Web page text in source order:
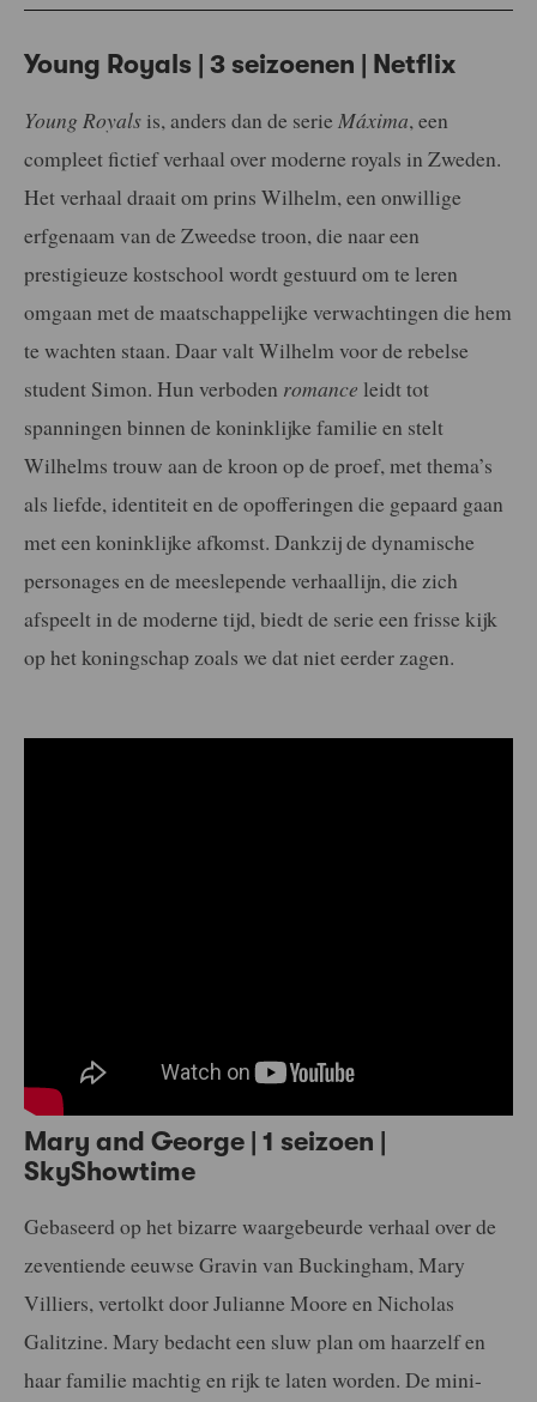
Young Royals | 3 seizoenen | Netflix
Young Royals is, anders dan de serie Máxima, een
compleet fictief verhaal over moderne royals in Zweden.
Het verhaal draait om prins Wilhelm, een onwillige
erfgenaam van de Zweedse troon, die naar een
prestigieuze kostschool wordt gestuurd om te leren
omgaan met de maatschappelijke verwachtingen die hem
te wachten staan. Daar valt Wilhelm voor de rebelse
student Simon. Hun verboden romance leidt tot
spanningen binnen de koninklijke familie en stelt
Wilhelms trouw aan de kroon op de proef, met thema’s
als liefde, identiteit en de opofferingen die gepaard gaan
met een koninklijke afkomst. Dankzij de dynamische
personages en de meeslepende verhaallijn, die zich
afspeelt in de moderne tijd, biedt de serie een frisse kijk
op het koningschap zoals we dat niet eerder zagen.
Mary and George | 1 seizoen |
SkyShowtime
Gebaseerd op het bizarre waargebeurde verhaal over de
zeventiende eeuwse Gravin van Buckingham, Mary
Villiers, vertolkt door Julianne Moore en Nicholas
Galitzine. Mary bedacht een sluw plan om haarzelf en
haar familie machtig en rijk te laten worden. De mini-